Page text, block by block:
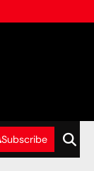
Subscribe